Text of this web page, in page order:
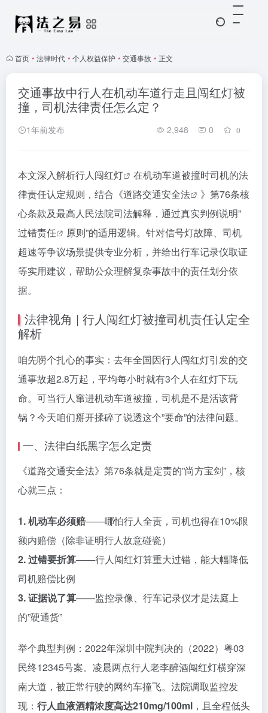
首页 • 法律时代 • 个人权益保护 • 交通事故 • 正文
交通事故中行人在机动车道行走且闯红灯被
撞，司机法律责任怎么定？
1年前发布 2,948 0 0
本文深入解析行人闯红灯
在机动车道被撞时司机的法
律责任认定规则，结合《道路交通安全法
》第76条核
心条款及最高人民法院司法解释，通过真实判例说明”
过错责任
原则”的适用逻辑。针对信号灯故障、司机
超速等争议场景提供专业分析，并给出行车记录仪取证
等实用建议，帮助公众理解复杂事故中的责任划分依
据。
法律视角 | 行人闯红灯被撞司机责任认定全
解析
咱先唠个扎心的事实：去年全国因行人闯红灯引发的交
通事故超2.8万起，平均每小时就有3个人在红灯下玩
命。可当行人窜进机动车道被撞，司机是不是活该背
锅？今天咱们掰开揉碎了说透这个”要命”的法律问题。
一、法律白纸黑字怎么定责
《道路交通安全法》第76条就是定责的”尚方宝剑”，核
心就三点：
1. 机动车必须赔——哪怕行人全责，司机也得在10%限
额内赔偿（除非证明行人故意碰瓷）
2. 过错要折算——行人闯红灯算重大过错，能大幅降低
司机赔偿比例
3. 证据说了算——监控录像、行车记录仪才是法庭上
的”硬通货”
举个典型判例：2022年深圳中院判决的（2022）粤03
民终12345号案。凌晨两点行人老李醉酒闯红灯横穿深
南大道，被正常行驶的网约车撞飞。法院调取监控发
现： 行人血液酒精浓度高达210mg/100ml ，且全程低头